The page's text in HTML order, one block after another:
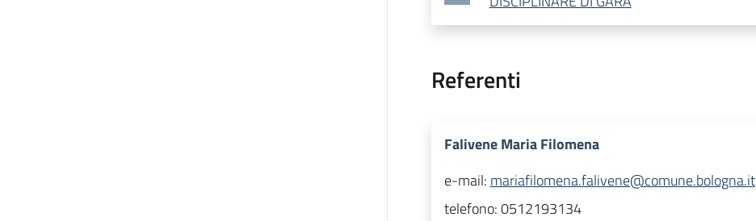
Referenti
Falivene Maria Filomena
e-mail: mariafilomena.falivene@comune.bologna.it
telefono:0512193134